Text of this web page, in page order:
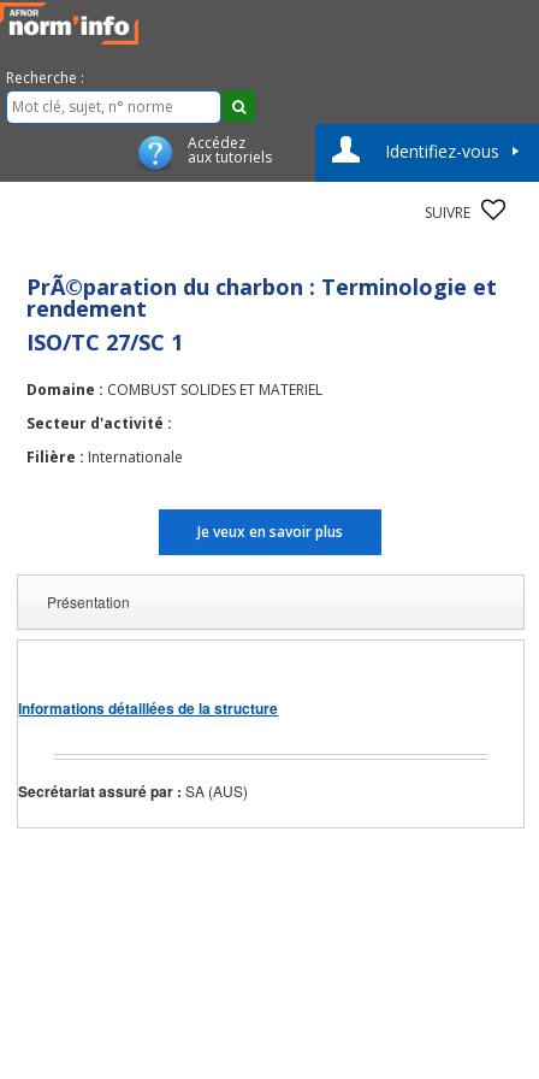
Recherche :
Accédez
aux tutoriels Identifiez-vous
SUIVRE
PrÃ©paration du charbon : Terminologie et
rendement
ISO/TC 27/SC 1
Domaine : COMBUST SOLIDES ET MATERIEL
Secteur d'activité :
Filière : Internationale
Je veux en savoir plus
Présentation
Informations détaillées de la structure
Secrétariat assuré par :SA (AUS)